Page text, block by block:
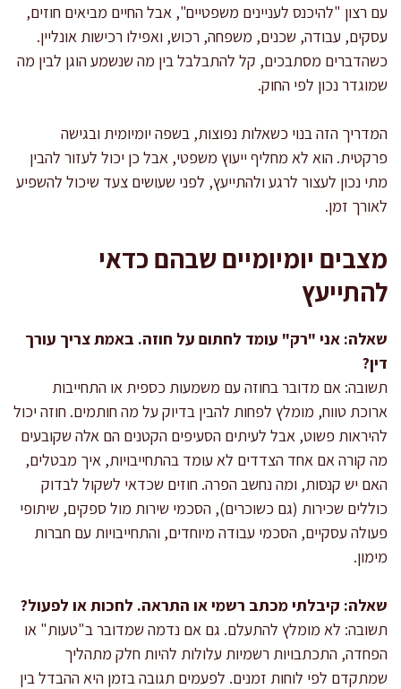
עם רצון "להיכנס לעניינים משפטיים", אבל החיים מביאים חוזים,
עסקים, עבודה, שכנים, משפחה, רכוש, ואפילו רכישות אונליין.
כשהדברים מסתבכים, קל להתבלבל בין מה שנשמע הוגן לבין מה
שמוגדר נכון לפי החוק.
המדריך הזה בנוי כשאלות נפוצות, בשפה יומיומית ובגישה
פרקטית. הוא לא מחליף ייעוץ משפטי, אבל כן יכול לעזור להבין
מתי נכון לעצור לרגע ולהתייעץ, לפני שעושים צעד שיכול להשפיע
לאורך זמן.
מצבים יומיומיים שבהם כדאי
להתייעץ
שאלה: אני "רק" עומד לחתום על חוזה. באמת צריך עורך
דין?
תשובה: אם מדובר בחוזה עם משמעות כספית או התחייבות
ארוכת טווח, מומלץ לפחות להבין בדיוק על מה חותמים. חוזה יכול
להיראות פשוט, אבל לעיתים הסעיפים הקטנים הם אלה שקובעים
מה קורה אם אחד הצדדים לא עומד בהתחייבויות, איך מבטלים,
האם יש קנסות, ומה נחשב הפרה. חוזים שכדאי לשקול לבדוק
כוללים שכירות (גם כשוכרים), הסכמי שירות מול ספקים, שיתופי
פעולה עסקיים, הסכמי עבודה מיוחדים, והתחייבויות עם חברות
מימון.
שאלה: קיבלתי מכתב רשמי או התראה. לחכות או לפעול?
תשובה: לא מומלץ להתעלם. גם אם נדמה שמדובר ב"טעות" או
הפחדה, התכתבויות רשמיות עלולות להיות חלק מתהליך
שמתקדם לפי לוחות זמנים. לפעמים תגובה בזמן היא ההבדל בין